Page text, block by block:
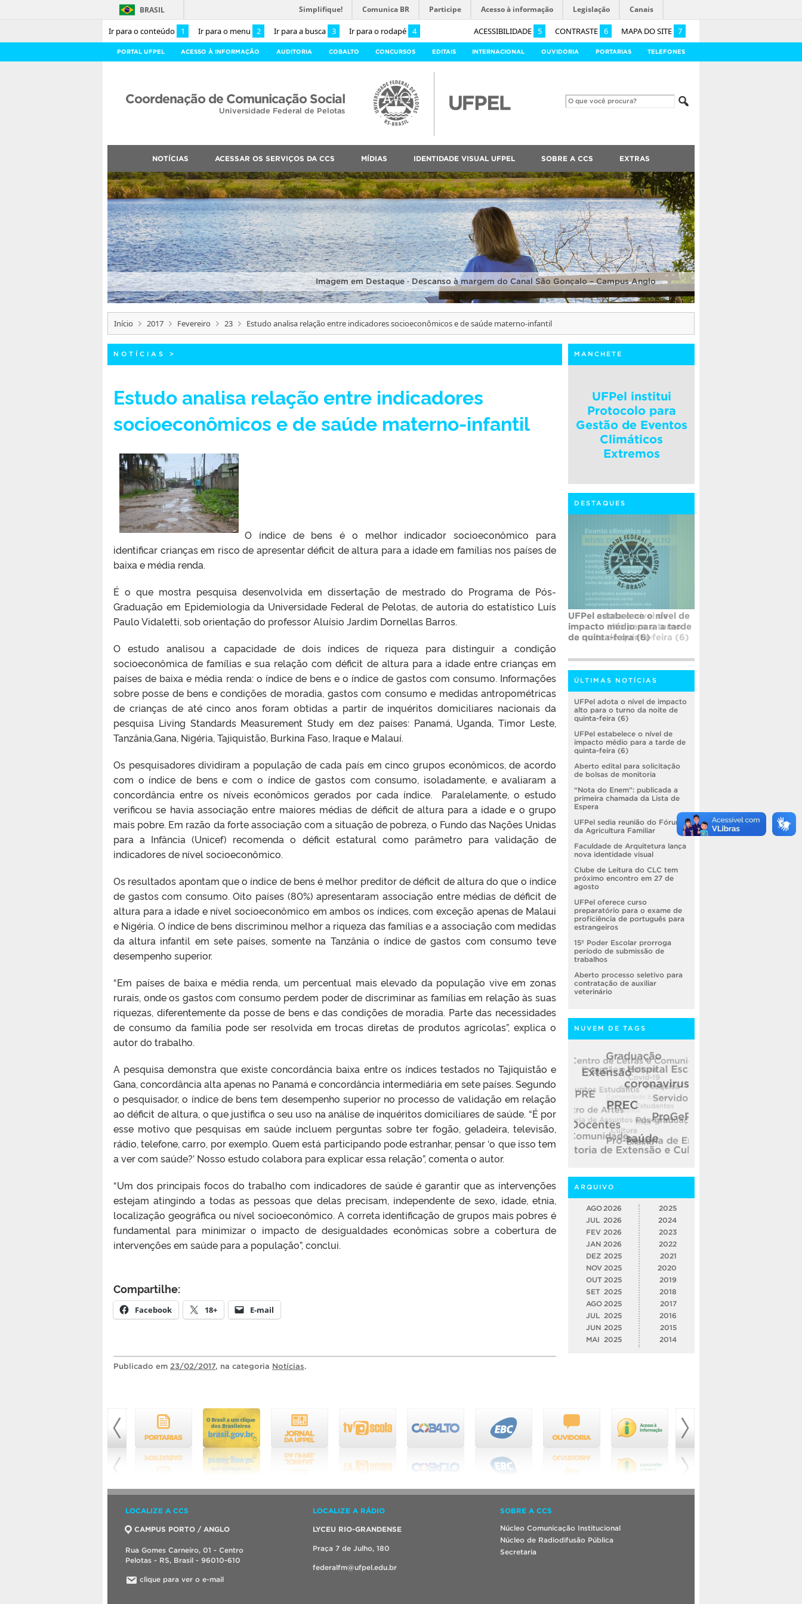
Ir para o conteúdo 1 Ir para o menu 2 Ir para a busca 3 Ir para o rodapé 4 ACESSIBILIDADE 5 CONTRASTE 6 MAPA DO SITE 7
BRASIL Simplifique! Comunica BR Participe Acesso à informação Legislação Canais
PORTAL UFPEL ACESSO À INFORMAÇÃO AUDITORIA COBALTO CONCURSOS EDITAIS INTERNACIONAL OUVIDORIA PORTARIAS TELEFONES
Coordenação de Comunicação Social
Universidade Federal de Pelotas
NOTÍCIAS ACESSAR OS SERVIÇOS DA CCS MÍDIAS IDENTIDADE VISUAL UFPEL SOBRE A CCS EXTRAS
Imagem em Destaque · Descanso à margem do Canal São Gonçalo – Campus Anglo
Início 2017 Fevereiro 23 Estudo analisa relação entre indicadores socioeconômicos e de saúde materno-infantil
NOTÍCIAS >
Estudo analisa relação entre indicadores
socioeconômicos e de saúde materno-infantil
O índice de bens é o melhor indicador socioeconômico para
identificar crianças em risco de apresentar déficit de altura para a idade em famílias nos países de
baixa e média renda.
É o que mostra pesquisa desenvolvida em dissertação de mestrado do Programa de Pós-
Graduação em Epidemiologia da Universidade Federal de Pelotas, de autoria do estatístico Luís
Paulo Vidaletti, sob orientação do professor Aluísio Jardim Dornellas Barros.
O estudo analisou a capacidade de dois índices de riqueza para distinguir a condição
socioeconômica de famílias e sua relação com déficit de altura para a idade entre crianças em
países de baixa e média renda: o índice de bens e o índice de gastos com consumo. Informações
sobre posse de bens e condições de moradia, gastos com consumo e medidas antropométricas
de crianças de até cinco anos foram obtidas a partir de inquéritos domiciliares nacionais da
pesquisa Living Standards Measurement Study em dez países: Panamá, Uganda, Timor Leste,
Tanzânia,Gana, Nigéria, Tajiquistão, Burkina Faso, Iraque e Malauí.
Os pesquisadores dividiram a população de cada país em cinco grupos econômicos, de acordo
com o índice de bens e com o índice de gastos com consumo, isoladamente, e avaliaram a
concordância entre os níveis econômicos gerados por cada índice. Paralelamente, o estudo
verificou se havia associação entre maiores médias de déficit de altura para a idade e o grupo
mais pobre. Em razão da forte associação com a situação de pobreza, o Fundo das Nações Unidas
para a Infância (Unicef) recomenda o déficit estatural como parâmetro para validação de
indicadores de nível socioeconômico.
Os resultados apontam que o índice de bens é melhor preditor de déficit de altura do que o índice
de gastos com consumo. Oito países (80%) apresentaram associação entre médias de déficit de
altura para a idade e nível socioeconômico em ambos os índices, com exceção apenas de Malaui
e Nigéria. O índice de bens discriminou melhor a riqueza das famílias e a associação com medidas
da altura infantil em sete países, somente na Tanzânia o índice de gastos com consumo teve
desempenho superior.
“Em países de baixa e média renda, um percentual mais elevado da população vive em zonas
rurais, onde os gastos com consumo perdem poder de discriminar as famílias em relação às suas
riquezas, diferentemente da posse de bens e das condições de moradia. Parte das necessidades
de consumo da família pode ser resolvida em trocas diretas de produtos agrícolas”, explica o
autor do trabalho.
A pesquisa demonstra que existe concordância baixa entre os índices testados no Tajiquistão e
Gana, concordância alta apenas no Panamá e concordância intermediária em sete países. Segundo
o pesquisador, o índice de bens tem desempenho superior no processo de validação em relação
ao déficit de altura, o que justifica o seu uso na análise de inquéritos domiciliares de saúde. “É por
esse motivo que pesquisas em saúde incluem perguntas sobre ter fogão, geladeira, televisão,
rádio, telefone, carro, por exemplo. Quem está participando pode estranhar, pensar ‘o que isso tem
a ver com saúde?’ Nosso estudo colabora para explicar essa relação”, comenta o autor.
“Um dos principais focos do trabalho com indicadores de saúde é garantir que as intervenções
estejam atingindo a todas as pessoas que delas precisam, independente de sexo, idade, etnia,
localização geográfica ou nível socioeconômico. A correta identificação de grupos mais pobres é
fundamental para minimizar o impacto de desigualdades econômicas sobre a cobertura de
intervenções em saúde para a população”, conclui.
Compartilhe:
Facebook 18+ E-mail
Publicado em 23/02/2017, na categoria Notícias.
MANCHETE
UFPel institui
Protocolo para
Gestão de Eventos
Climáticos
Extremos
DESTAQUES
UFPel estabelece o nível de
impacto médio para a tarde
de quinta-feira (6)
ÚLTIMAS NOTÍCIAS
UFPel adota o nível de impacto
alto para o turno da noite de
quinta-feira (6)
UFPel estabelece o nível de
impacto médio para a tarde de
quinta-feira (6)
Aberto edital para solicitação
de bolsas de monitoria
“Nota do Enem”: publicada a
primeira chamada da Lista de
Espera
UFPel sedia reunião do Fórum
da Agricultura Familiar
Faculdade de Arquitetura lança
nova identidade visual
Clube de Leitura do CLC tem
próximo encontro em 27 de
agosto
UFPel oferece curso
preparatório para o exame de
proficiência de português para
estrangeiros
15º Poder Escolar prorroga
período de submissão de
trabalhos
Aberto processo seletivo para
contratação de auxiliar
veterinário
NUVEM DE TAGS
ARQUIVO
AGO 2026
JUL 2026
FEV 2026
JAN 2026
DEZ 2025
NOV 2025
OUT 2025
SET 2025
AGO 2025
JUL
2025
JUN 2025
MAI
2025
2025
2024
2023
2022
2021
2020
2019
2018
2017
2016
2015
2014
LOCALIZE A CCS
CAMPUS PORTO / ANGLO
Rua Gomes Carneiro, 01 - Centro
Pelotas - RS, Brasil - 96010-610
clique para ver o e-mail
LOCALIZE A RÁDIO
LYCEU RIO-GRANDENSE
Praça 7 de Julho, 180
federalfm@ufpel.edu.br
SOBRE A CCS
Núcleo Comunicação Institucional
Núcleo de Radiodifusão Pública
Secretaria